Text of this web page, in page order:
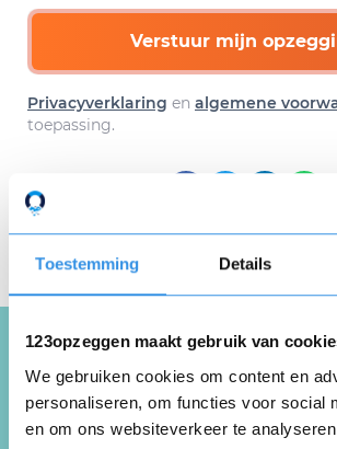
Toestemming Details
123opzeggen maakt gebruik van
We gebruiken cookies om content en
personaliseren, om functies voor social
en om ons websiteverkeer te
Verstuur mijn
Privacyverklaring en algemene
toepassing.
Download hier gratis je
Schrijf een review
Nederzorg